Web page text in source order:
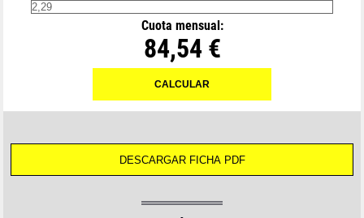
Cuota mensual:
84,54 €